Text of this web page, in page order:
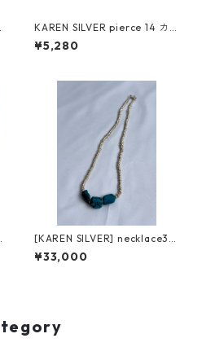
KAREN SILVER pierce 14 カ
レンシルバー ピアス
¥5,280
[KAREN SILVER] necklace3
カレンシルバー 39cm
¥33,000